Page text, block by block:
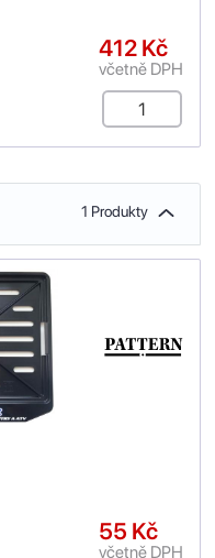
412 Kč
včetně DPH
1 Produkty
55 Kč
včetně DPH